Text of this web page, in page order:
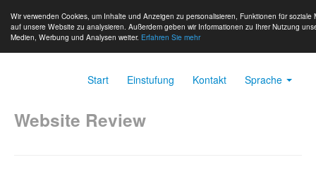
Wir verwenden Cookies, um Inhalte und Anzeigen zu personalisieren, Funktionen für
auf unsere Website zu analysieren. Außerdem geben wir Informationen zu Ihrer Nutzung
Medien, Werbung und Analysen weiter. Erfahren Sie mehr
Start Einstufung Kontakt Sprache
Website Review